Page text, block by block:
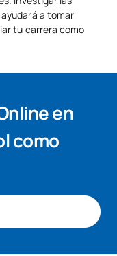
a tomar
tu carrera como
en
como